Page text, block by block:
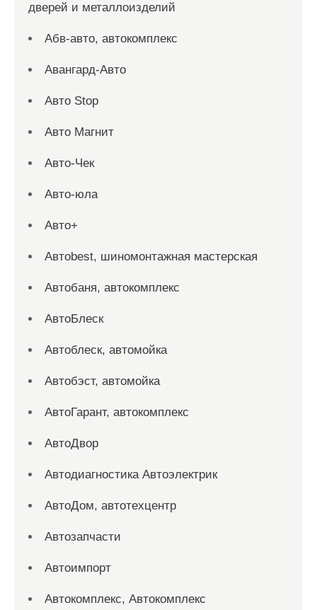
дверей и металлоизделий
Абв-авто, автокомплекс
Авангард-Авто
Авто Stop
Авто Магнит
Авто-Чек
Авто-юла
Авто+
Автоbest, шиномонтажная мастерская
Автобаня, автокомплекс
АвтоБлеск
Автоблеск, автомойка
Автобэст, автомойка
АвтоГарант, автокомплекс
АвтоДвор
Автодиагностика Автоэлектрик
АвтоДом, автотехцентр
Автозапчасти
Автоимпорт
Автокомплекс, Автокомплекс